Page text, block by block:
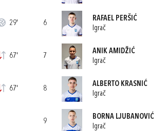
29'
67'
67'
6
RAFAEL PERŠIĆ
Igrač
7
ANIK AMIDŽIĆ
Igrač
8
ALBERTO KRASNIĆ
Igrač
9
BORNA LJUBANOVIĆ
Igrač